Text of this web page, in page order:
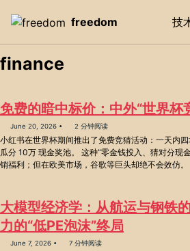
freedom
技
finance
免费的暗中标价：中外“世界杯
June 20, 2026 2 分钟阅读
小红书在世界杯期间推出了免费竞猜活动：一天内
瓜分 10万 现金奖池。 这种“零金钱投入、猜对分现
销福利；但在欧美市场，谷歌等巨头却绝不会效仿。
大模型经济学：从航运与钢铁
力的“低PE泡沫”终局
June 7, 2026 7 分钟阅读